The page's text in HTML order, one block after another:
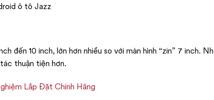
ô tô Jazz
đến 10 inch, lớn hơn nhiều so với màn hình “zin” 7 inch.
thuận tiện hơn.
Lắp Đặt Chính Hãng